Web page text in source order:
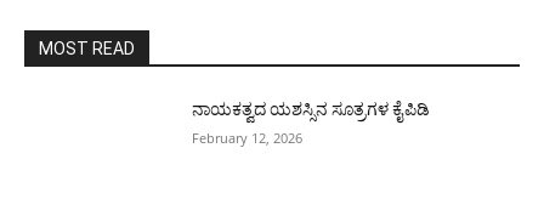
MOST READ
ನಾಯಕತ್ವದ ಯಶಸ್ಸಿನ ಸೂತ್ರಗಳ ಕೈಪಿಡಿ
February 12, 2026